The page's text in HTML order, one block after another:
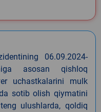
06.09.2024-
asosan qishloq
uchastkalarini mulk
sotib olish qiymatini
ulushlarda, qoldiq